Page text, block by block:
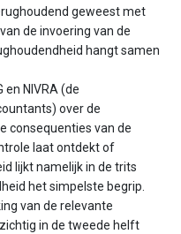
geweest met
de invoering van de
hangt samen
en NIVRA (de
over de
consequenties van de
laat ontdekt of
lijkt namelijk in de trits
het simpelste begrip.
van de relevante
in de tweede helft